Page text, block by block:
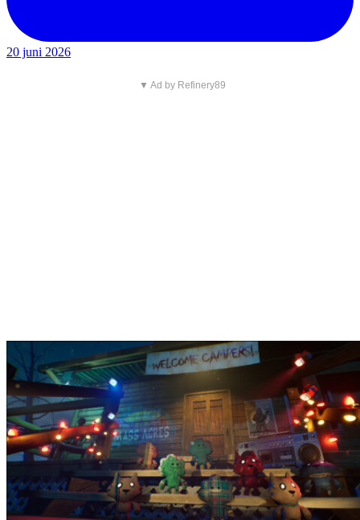
20 juni 2026
▼ Ad by Refinery89